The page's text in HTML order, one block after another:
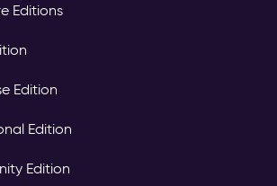
Editions
Edition
Edition
Edition